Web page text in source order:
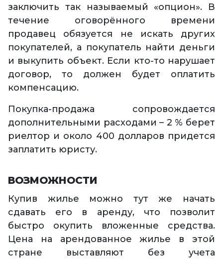
заключить так называемый «опцион». В
течение оговорённого времени
продавец обязуется не искать других
покупателей, а покупатель найти деньги
и выкупить объект. Если кто-то нарушает
договор, то должен будет оплатить
компенсацию.
Покупка-продажа сопровождается
дополнительными расходами – 2 % берет
риелтор и около 400 долларов придется
заплатить юристу.
ВОЗМОЖНОСТИ
Купив жилье можно тут же начать
сдавать его в аренду, что позволит
быстро окупить вложенные средства.
Цена на арендованное жилье в этой
стране выставляют без учета